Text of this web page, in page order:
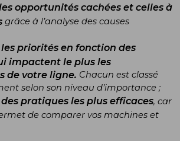
opportunités cachées et celles à
grâce à l’analyse des causes
priorités en fonction des
impactent le plus les
de votre ligne. Chacun est classé
selon son niveau d’importance ;
pratiques les plus efficaces, car
de comparer vos machines et